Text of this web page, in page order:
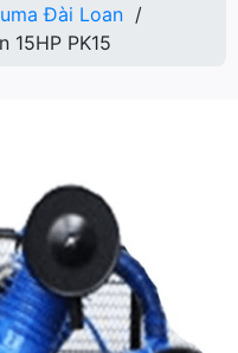
Đài Loan /
15HP PK15